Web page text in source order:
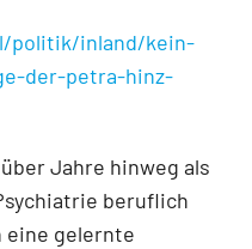
politik/inland/kein-
der-petra-hinz-
Jahre hinweg als
beruflich
eine gelernte